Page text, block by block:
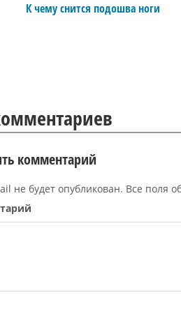
К чему снится подошва ноги
комментарий
не будет опубликован. Все поля